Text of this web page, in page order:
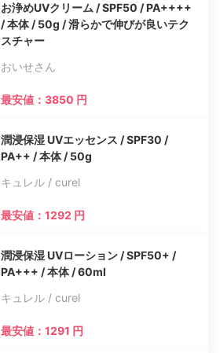
お浄めUVクリーム / SPF50 / PA++++
/ 本体 / 50g / 滑らかで伸びが良いテク
スチャー
おいせさん
最安値：3850 円
潤浸保湿 UVエッセンス / SPF30 /
PA++ / 本体 / 50g
キュレル / curel
最安値：1292 円
潤浸保湿 UVローション / SPF50+ /
PA+++ / 本体 / 60ml
キュレル / curel
最安値：1291 円